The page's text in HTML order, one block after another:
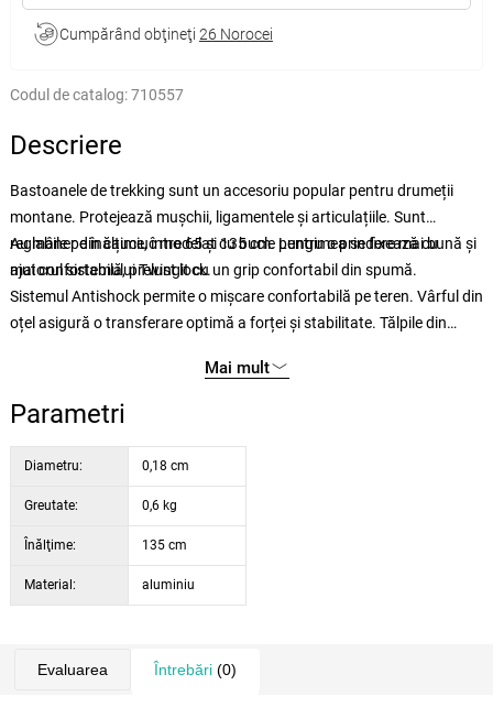
Cumpărând obţineţi 26 Norocei
Codul de catalog:710557
Descriere
Bastoanele de trekking sunt un accesoriu popular pentru drumeții
montane. Protejează mușchii, ligamentele și articulațiile. Sunt
reglabile pe înălțime, între 65 și 135 cm. Lungimea se fixează cu
ajutorul sistemului Twist lock.
Au mâner din cauciuc modelat cu bucle pentru o prindere mai bună și
mai confortabilă, prelungit cu un grip confortabil din spumă.
Sistemul Antishock permite o mișcare confortabilă pe teren. Vârful din
oțel asigură o transferare optimă a forței și stabilitate. Tălpile din
pentru utilizare pe tot parcursul anului.
Mai mult
Parametri
Diametru: 0,18 cm
Greutate: 0,6 kg
Înălţime: 135 cm
Material: aluminiu
Evaluarea Întrebări(0)